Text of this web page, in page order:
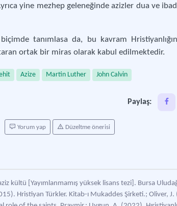
yine mezhep geleneğinde azizler dua ve
tanımlasa da, bu kavram
ortak bir miras olarak kabul edilmektedir.
Azize Martin Luther John Calvin
Paylaş:
Yorum yap Düzeltme önerisi
kültü [Yayımlanmamış yüksek lisans tezi]. Bursa
Hristiyan Türkler. Kitab-ı Mukaddes Şirketi.; Oliver,